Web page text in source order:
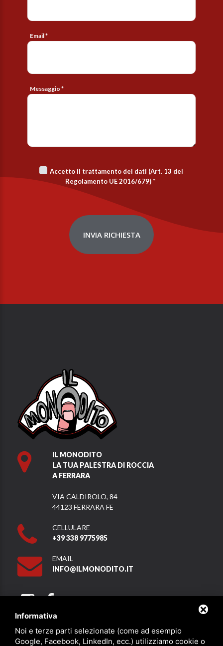
Email *
Messaggio *
Accetto il trattamento dei dati (Art. 13 del
Regolamento UE 2016/679)*
INVIA RICHIESTA
IL MONODITO
LA TUA PALESTRA DI ROCCIA
A FERRARA
VIA CALDIROLO, 84
44123 FERRARA FE
CELLULARE
+39 338 9775985
EMAIL
INFO@ILMONODITO.IT
Partner
Informativa
Noi e terze parti selezionate (come ad esempio
Google, Facebook, LinkedIn, ecc.) utilizziamo cookie o